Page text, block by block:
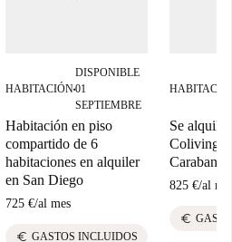
HABITACIÓN■
DISPONIBLE
01
SEPTIEMBRE
Habitación en piso
compartido de 6
habitaciones en alquiler
en San Diego
725 €/al mes
euro GASTOS INCLUIDOS
Se alquila
Coliving
825 €/al
euro